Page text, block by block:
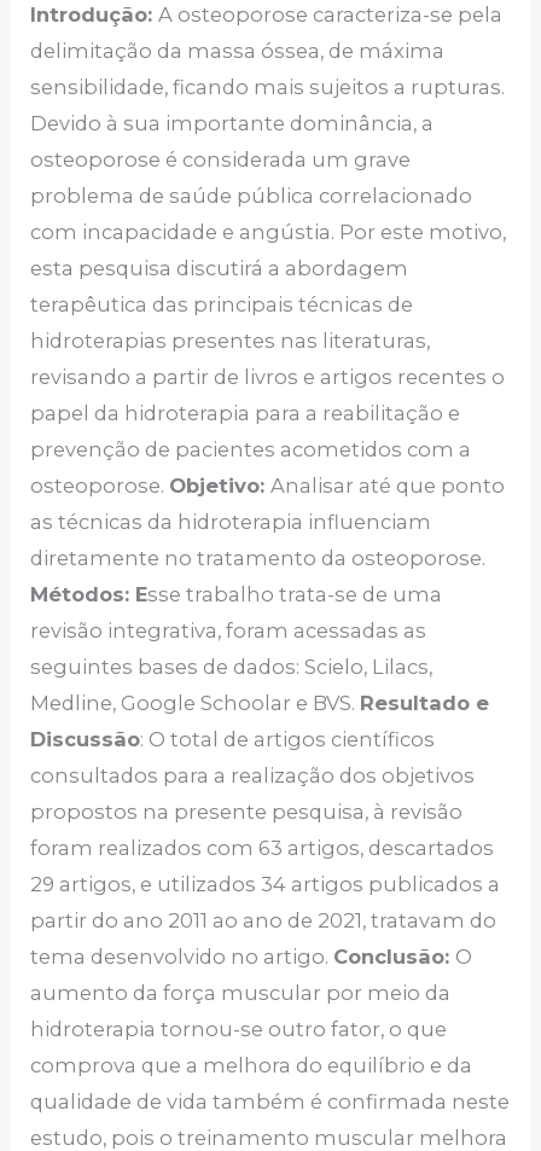
Introdução:A osteoporose caracteriza-se pela
delimitação da massa óssea, de máxima
sensibilidade, ficando mais sujeitos a rupturas.
Devido à sua importante dominância, a
osteoporose é considerada um grave
problema de saúde pública correlacionado
com incapacidade e angústia. Por este motivo,
esta pesquisa discutirá a abordagem
terapêutica das principais técnicas de
hidroterapias presentes nas literaturas,
revisando a partir de livros e artigos recentes o
papel da hidroterapia para a reabilitação e
prevenção de pacientes acometidos com a
osteoporose. Objetivo:Analisar até que ponto
as técnicas da hidroterapia influenciam
diretamente no tratamento da osteoporose.
Métodos: Esse trabalho trata-se de uma
revisão integrativa, foram acessadas as
seguintes bases de dados: Scielo, Lilacs,
Medline, Google Schoolar e BVS. Resultado e
Discussão: O total de artigos científicos
consultados para a realização dos objetivos
propostos na presente pesquisa, à revisão
foram realizados com 63 artigos, descartados
29 artigos, e utilizados 34 artigos publicados a
partir do ano 2011 ao ano de 2021, tratavam do
tema desenvolvido no artigo. Conclusão: O
aumento da força muscular por meio da
hidroterapia tornou-se outro fator, o que
comprova que a melhora do equilíbrio e da
qualidade de vida também é confirmada neste
estudo, pois o treinamento muscular melhora